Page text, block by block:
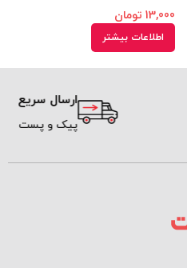
13,000 تومان
اطلاعات بیشتر
ارسال سریع
پیک و پست